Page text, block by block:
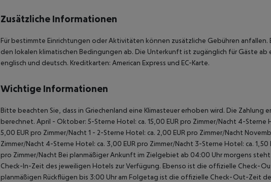
Zusätzliche Informationen
Für bestimmte Einrichtungen oder Aktivitäten können zusätzliche Gebühren
den lokalen klimatischen Bedingungen ab. Die Unterkunft ist zugänglich für Gäste ab
englisch und deutsch. Kreditkarten: American Express und EC-Karte.
Wichtige Informationen
Bitte beachten Sie, dass in Griechenland eine Klimasteuer erhoben wird. Die
berechnet. April - Oktober: 5-Sterne Hotel: ca. 15,00 EUR pro Zimmer/Nacht 4-Sterne
5,00 EUR pro Zimmer/Nacht 1 - 2-Sterne Hotel: ca. 2,00 EUR pro Zimmer/Nacht
Zimmer/Nacht 4-Sterne Hotel: ca. 3,00 EUR pro Zimmer/Nacht 3-Sterne Hotel: ca. 1,50
pro Zimmer/Nacht Bei planmäßiger Ankunft im Zielgebiet ab 04:00 Uhr morgens
Check-In-Zeit des jeweiligen Hotels zur Verfügung. Ebenso ist die offizielle Check-
planmäßigen Rückflügen bis 3:00 Uhr am Folgetag ist die offizielle Check-Out-Zeit